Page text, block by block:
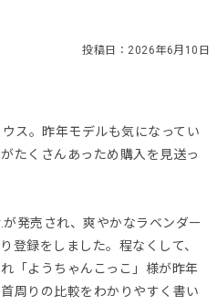
投稿日：2026年6月10日
ス。昨年モデルも気になってい
たくさんあっため購入を見送っ
発売され、爽やかなラベンダー
登録をしました。程なくして、
「ようちゃんこっこ」様が昨年
周りの比較をわかりやすく書い